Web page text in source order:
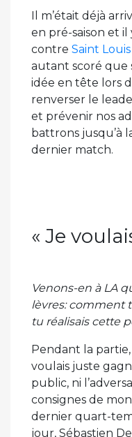
Il m’était déjà
en pré-saison et
contre Saint Louis
autant scoré que
idée en tête lors
renverser le
et prévenir nos
battrons jusqu’à
dernier match.
« Je
Venons-en à LA
lèvres: comment
tu réalisais cette
Pendant la partie,
voulais juste
public, ni
consignes de
dernier quart-
jour, Sébastien